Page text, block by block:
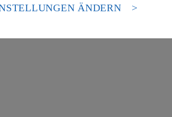
amerikanische Behörden.ÄNDERN